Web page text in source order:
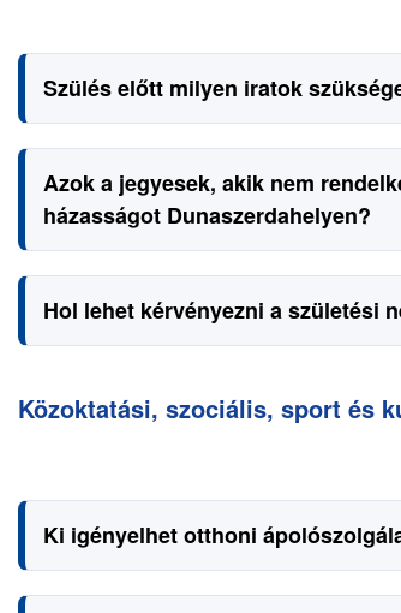
Szülés előtt milyen iratok
Azok a jegyesek, akik nem
házasságot Dunaszerdahelyen?
Hol lehet kérvényezni a születési
Közoktatási, szociális, sport és
Ki igényelhet otthoni